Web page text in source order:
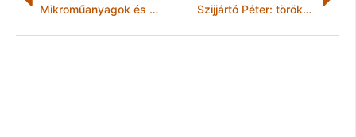
Mikroműanyagok és gyógyszermaradványok ártalmas randevúja a Balatonban Szijjártó Péter: törökországi tranzit nélkül nincs biztonságos energiaellátás Magyarországon